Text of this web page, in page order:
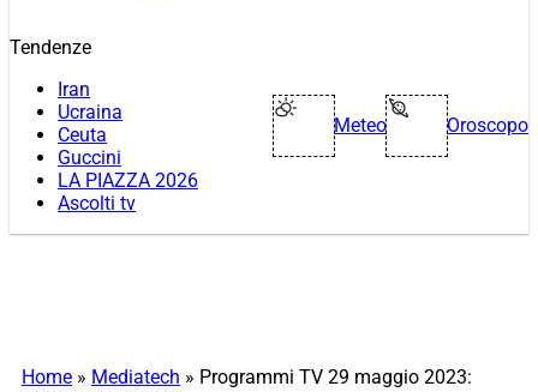
Tendenze
Iran
Ucraina
Ceuta
Guccini
LA PIAZZA 2026
Ascolti tv
Meteo Oroscopo
Home » Mediatech » Programmi TV 29 maggio 2023: